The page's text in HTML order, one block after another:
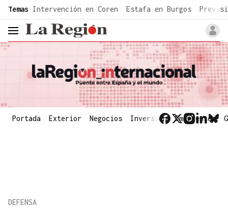
common.go-to-content
Temas Intervención en Coren Estafa en Burgos
header.menu.open
Portada Exterior Negocios Inversión Emergentes
DEFENSA